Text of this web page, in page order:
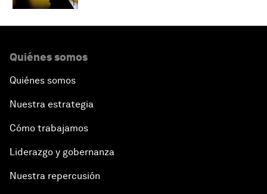
Quiénes somos
Quiénes somos
Nuestra estrategia
Cómo trabajamos
Liderazgo y gobernanza
Nuestra repercusión